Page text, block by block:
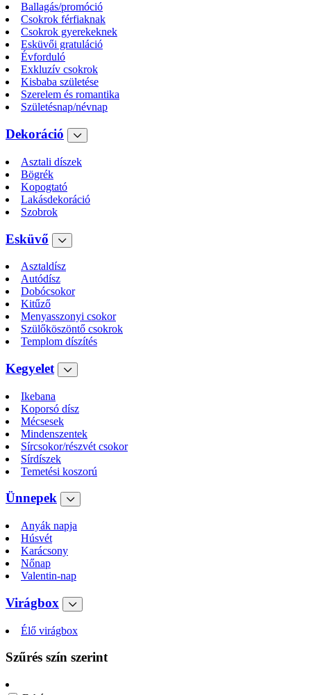
Ballagás/promóció
Csokrok férfiaknak
Csokrok gyerekeknek
Esküvői gratuláció
Évforduló
Exkluzív csokrok
Kisbaba születése
Szerelem és romantika
Születésnap/névnap
Dekoráció
Asztali díszek
Bögrék
Kopogtató
Lakásdekoráció
Szobrok
Esküvő
Asztaldísz
Autódísz
Dobócsokor
Kitűző
Menyasszonyi csokor
Szülőköszöntő csokrok
Templom díszítés
Kegyelet
Ikebana
Koporsó dísz
Mécsesek
Mindenszentek
Sírcsokor/részvét csokor
Sírdíszek
Temetési koszorú
Ünnepek
Anyák napja
Húsvét
Karácsony
Nőnap
Valentin-nap
Virágbox
Élő virágbox
Szűrés szín szerint